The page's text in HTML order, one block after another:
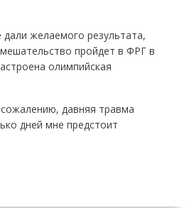
желаемого результата,
пройдет в ФРГ в
олимпийская
давняя травма
дней мне предстоит